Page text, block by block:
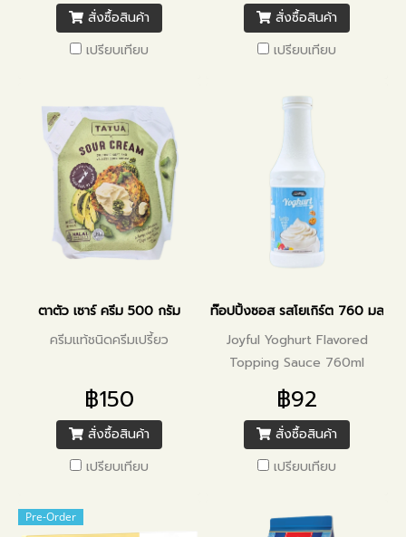
สั่งซื้อสินค้า
เปรียบเทียบ
สั่งซื้อสินค้า
เปรียบเทียบ
ตาตัว เซาร์ ครีม 500 กรัม
ครีมแท้ชนิดครีมเปรี้ยว
฿150
สั่งซื้อสินค้า
เปรียบเทียบ
ท๊อปปิ้งซอส รสโยเกิร์ต 760 มล.
Joyful Yoghurt Flavored
Topping Sauce 760ml
฿92
สั่งซื้อสินค้า
เปรียบเทียบ
Pre-Order